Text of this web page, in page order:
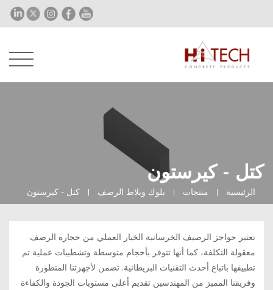
كتل - كيرستون
الرئيسية منتجات بلوك وبلاط الرصف كتل - كيرستون
تعتبر حواجز الرصيف الخرسانية الخيار العملي من حجارة الرصف
معقولة التكلفة، كما أنها تتوفر بأحجام متوسطة وتشطيبات عملية تم
تطبيقها باتباع أحدث التقنيات البريطانية. تضمن لأجهزتنا المتطورة
وفريقنا المميز من المهندسين تقديم أعلى مستويات الجودة والكفاءة